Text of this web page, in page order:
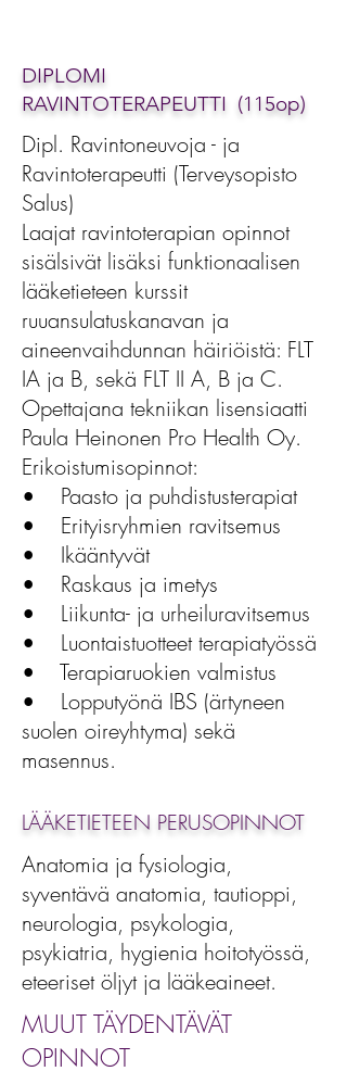
DIPLOMI
RAVINTOTERAPEUTTI (115op)
Dipl. Ravintoneuvoja - ja
Ravintoterapeutti (Terveysopisto
Salus)
Laajat ravintoterapian opinnot
sisälsivät lisäksi funktionaalisen
lääketieteen kurssit
ruuansulatuskanavan ja
aineenvaihdunnan häiriöistä: FLT
IA ja B, sekä FLT II A, B ja C.
Opettajana tekniikan lisensiaatti
Paula Heinonen Pro Health Oy.
Erikoistumisopinnot:
• Paasto ja puhdistusterapiat
• Erityisryhmien ravitsemus
• Ikääntyvät
• Raskaus ja imetys
• Liikunta- ja urheiluravitsemus
• Luontaistuotteet terapiatyössä
• Terapiaruokien valmistus
• Lopputyönä IBS (ärtyneen
suolen oireyhtyma) sekä
masennus.
LÄÄKETIETEEN PERUSOPINNOT
Anatomia ja fysiologia,
syventävä anatomia, tautioppi,
neurologia, psykologia,
psykiatria, hygienia hoitotyössä,
eteeriset öljyt ja lääkeaineet.
MUUT TÄYDENTÄVÄT
OPINNOT